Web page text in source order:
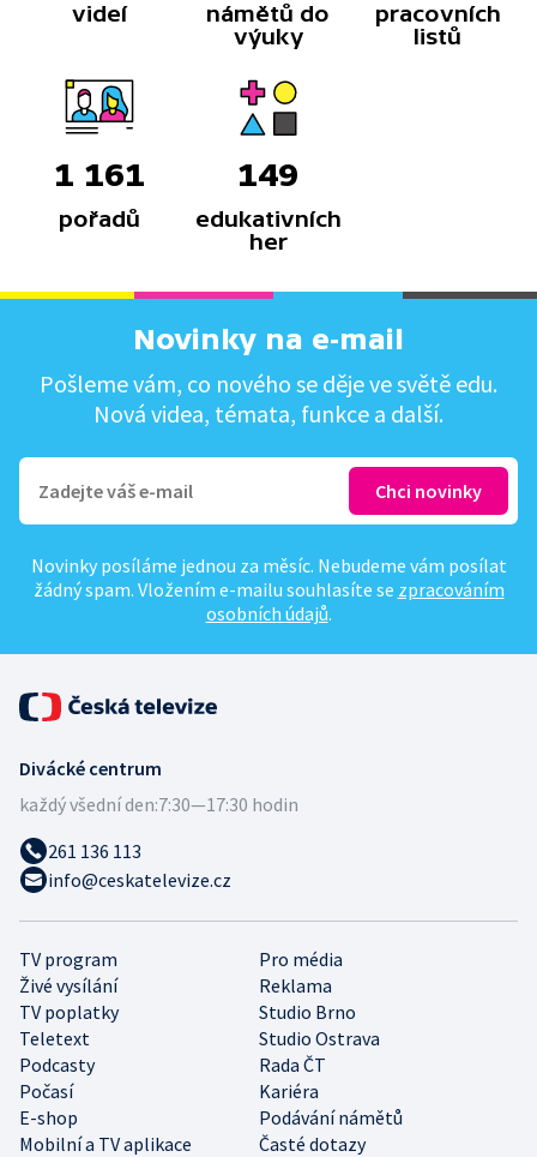
videí
námětů do
výuky
pracovních
listů
1 161
pořadů
149
edukativních
her
Novinky na e-mail
Pošleme vám, co nového se děje ve světě edu.
Nová videa, témata, funkce a další.
Novinky posíláme jednou za měsíc. Nebudeme vám posílat
žádný spam. Vložením e-mailu souhlasíte se zpracováním
osobních údajů.